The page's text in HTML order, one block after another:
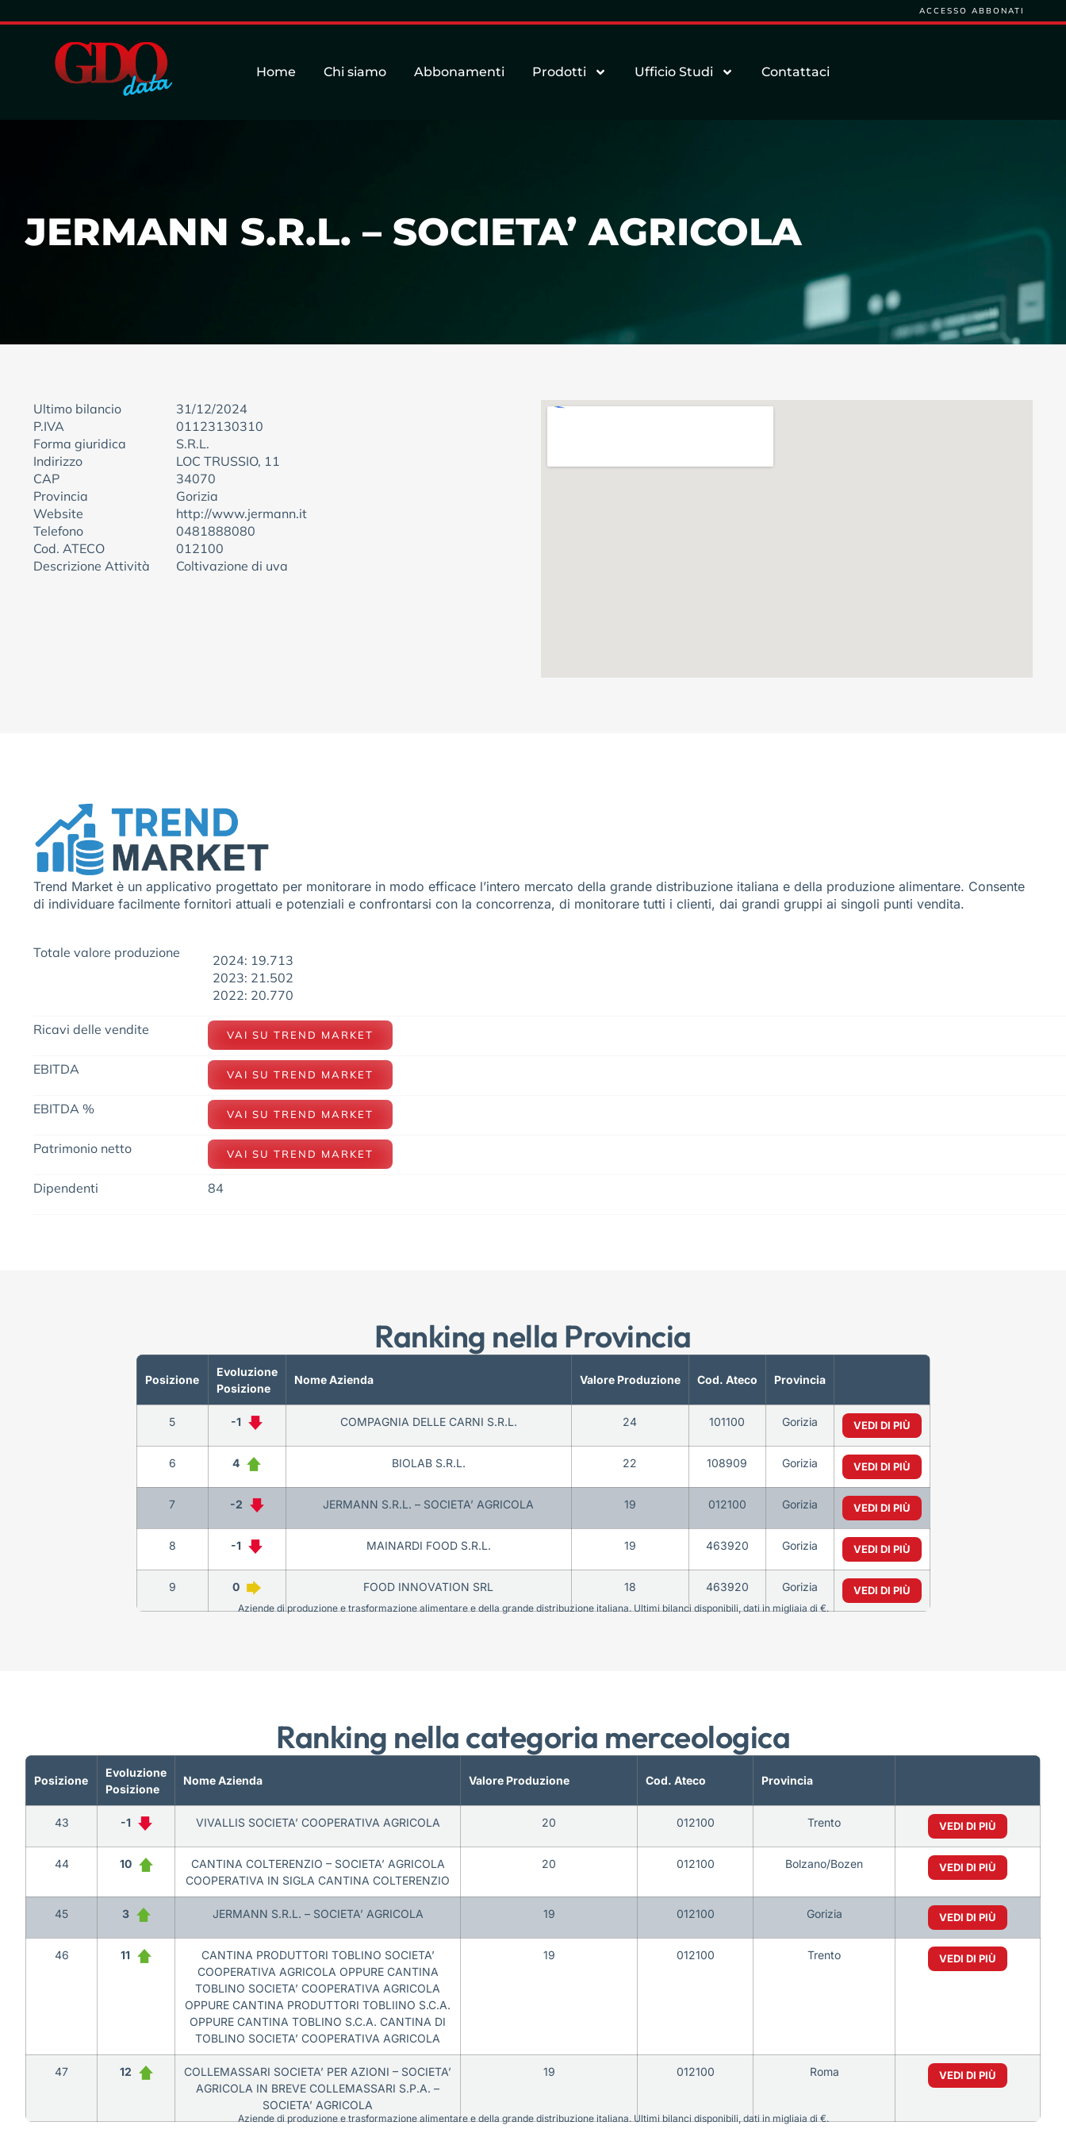
ACCESSO ABBONATI
Home Chi siamo Abbonamenti Prodotti Ufficio Studi Contattaci
JERMANN S.R.L. – SOCIETA’ AGRICOLA
Ultimo bilancio
31/12/2024
P.IVA
01123130310
Forma giuridica
S.R.L.
Indirizzo
LOC TRUSSIO, 11
CAP
34070
Provincia
Gorizia
Website
http://www.jermann.it
Telefono
0481888080
Cod. ATECO
012100
Descrizione Attività
Coltivazione di uva
Trend Market è un applicativo progettato per monitorare in modo efficace l’intero mercato della grande distribuzione italiana e della produzione alimentare. Consente
di individuare facilmente fornitori attuali e potenziali e confrontarsi con la concorrenza, di monitorare tutti i clienti, dai grandi gruppi ai singoli punti vendita.
Totale valore produzione
2024: 19.713
2023: 21.502
2022: 20.770
Ricavi delle vendite VAI SU TREND MARKET
EBITDA VAI SU TREND MARKET
EBITDA % VAI SU TREND MARKET
Patrimonio netto VAI SU TREND MARKET
Dipendenti 84
Ranking nella Provincia
Posizione
Evoluzione
Posizione
Nome Azienda Valore Produzione Cod. Ateco Provincia
5 -1 COMPAGNIA DELLE CARNI S.R.L. 24 101100 Gorizia VEDI DI PIÙ
6 4 BIOLAB S.R.L. 22 108909 Gorizia VEDI DI PIÙ
7 -2 JERMANN S.R.L. – SOCIETA’ AGRICOLA 19 012100 Gorizia VEDI DI PIÙ
8 -1 MAINARDI FOOD S.R.L. 19 463920 Gorizia VEDI DI PIÙ
9 0 FOOD INNOVATION SRL 18 463920 Gorizia VEDI DI PIÙ
Aziende di produzione e trasformazione alimentare e della grande distribuzione italiana. Ultimi bilanci disponibili, dati in migliaia di €.
Ranking nella categoria merceologica
Posizione
Evoluzione
Posizione
Nome Azienda Valore Produzione Cod. Ateco Provincia
43 -1 VIVALLIS SOCIETA’ COOPERATIVA AGRICOLA 20 012100 Trento VEDI DI PIÙ
44 10
CANTINA COLTERENZIO – SOCIETA’ AGRICOLA
COOPERATIVA IN SIGLA CANTINA COLTERENZIO
20 012100 Bolzano/Bozen VEDI DI PIÙ
45 3 JERMANN S.R.L. – SOCIETA’ AGRICOLA 19 012100 Gorizia VEDI DI PIÙ
46 11
CANTINA PRODUTTORI TOBLINO SOCIETA’
COOPERATIVA AGRICOLA OPPURE CANTINA
TOBLINO SOCIETA’ COOPERATIVA AGRICOLA
OPPURE CANTINA PRODUTTORI TOBLIINO S.C.A.
OPPURE CANTINA TOBLINO S.C.A. CANTINA DI
TOBLINO SOCIETA’ COOPERATIVA AGRICOLA
19 012100 Trento VEDI DI PIÙ
47 12
COLLEMASSARI SOCIETA’ PER AZIONI – SOCIETA’
AGRICOLA IN BREVE COLLEMASSARI S.P.A. –
SOCIETA’ AGRICOLA
19 012100 Roma VEDI DI PIÙ
Aziende di produzione e trasformazione alimentare e della grande distribuzione italiana. Ultimi bilanci disponibili, dati in migliaia di €.